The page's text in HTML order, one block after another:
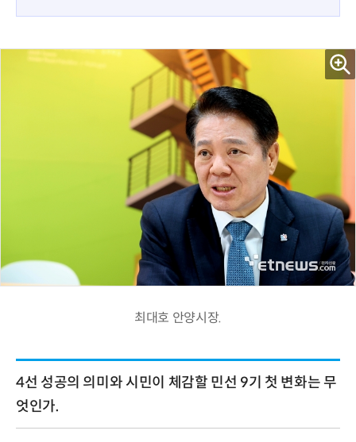
최대호 안양시장.
4선 성공의 의미와 시민이 체감할 민선 9기 첫 변화는 무
엇인가.